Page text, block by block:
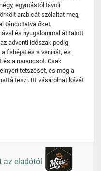
egymástól távoli
arabicát szólaltat meg,
táncoltatva őket.
és nyugalommal átitatott
adventi időszak pedig
fahéjat és a vaníliát, és
és a narancsot. Csak
tetszését, és még a
teszi. Itt vásárolhat kávét
az eladótól